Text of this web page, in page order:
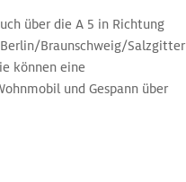
über die A 5 in Richtung
Braunschweig/Salzgitter
können eine
und Gespann über